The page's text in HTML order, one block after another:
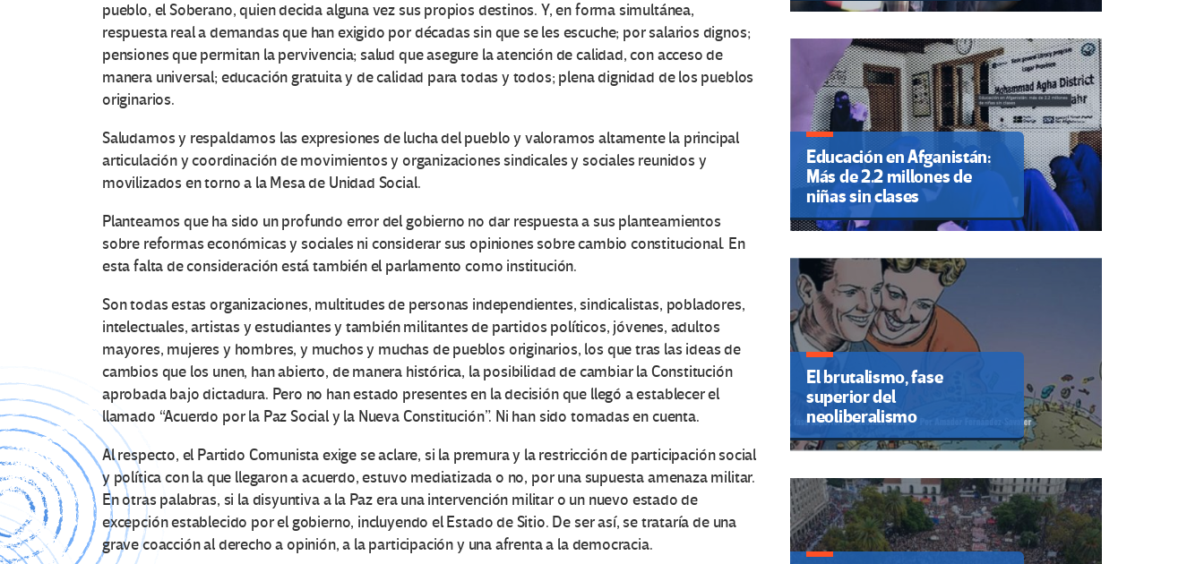
pueblo, el Soberano, quien decida alguna vez sus propios destinos. Y, en forma simultánea,
respuesta real a demandas que han exigido por décadas sin que se les escuche; por salarios dignos;
pensiones que permitan la pervivencia; salud que asegure la atención de calidad, con acceso de
manera universal; educación gratuita y de calidad para todas y todos; plena dignidad de los pueblos
originarios.
Saludamos y respaldamos las expresiones de lucha del pueblo y valoramos altamente la principal
articulación y coordinación de movimientos y organizaciones sindicales y sociales reunidos y
movilizados en torno a la Mesa de Unidad Social.
Planteamos que ha sido un profundo error del gobierno no dar respuesta a sus planteamientos
sobre reformas económicas y sociales ni considerar sus opiniones sobre cambio constitucional. En
esta falta de consideración está también el parlamento como institución.
Son todas estas organizaciones, multitudes de personas independientes, sindicalistas, pobladores,
intelectuales, artistas y estudiantes y también militantes de partidos políticos, jóvenes, adultos
mayores, mujeres y hombres, y muchos y muchas de pueblos originarios, los que tras las ideas de
cambios que los unen, han abierto, de manera histórica, la posibilidad de cambiar la Constitución
aprobada bajo dictadura. Pero no han estado presentes en la decisión que llegó a establecer el
llamado “Acuerdo por la Paz Social y la Nueva Constitución”. Ni han sido tomadas en cuenta.
Al respecto, el Partido Comunista exige se aclare, si la premura y la restricción de participación social
y política con la que llegaron a acuerdo, estuvo mediatizada o no, por una supuesta amenaza militar.
En otras palabras, si la disyuntiva a la Paz era una intervención militar o un nuevo estado de
excepción establecido por el gobierno, incluyendo el Estado de Sitio. De ser así, se trataría de una
grave coacción al derecho a opinión, a la participación y una afrenta a la democracia.
Educación en Afganistán:
Más de 2.2 millones de
niñas sin clases
El brutalismo, fase
superior del
neoliberalismo